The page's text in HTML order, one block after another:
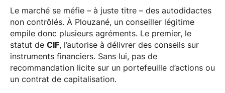
Le marché se méfie – à juste titre – des autodidactes
non contrôlés. À Plouzané, un conseiller légitime
empile donc plusieurs agréments. Le premier, le
statut de CIF, l’autorise à délivrer des conseils sur
instruments financiers. Sans lui, pas de
recommandation licite sur un portefeuille d’actions ou
un contrat de capitalisation.